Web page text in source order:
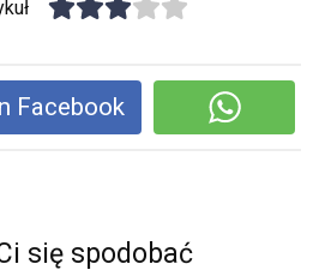
Facebook
się spodobać